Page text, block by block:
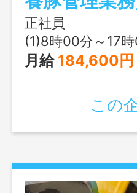
離乳・肥育・環
（入社後、研修
しますので、自
男女それぞれの
正社員
(1)8時00分～17
月給 184,600
この